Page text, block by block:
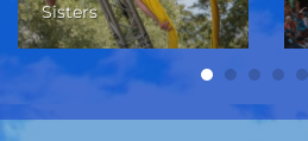
Sisters